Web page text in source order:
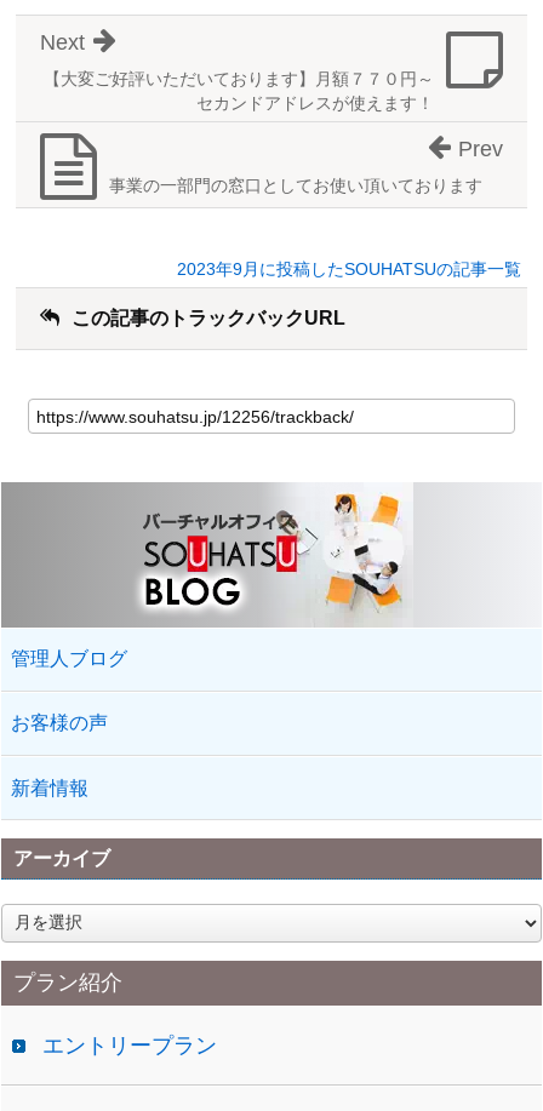
【大変ご好評いただいております】月額７７０円～
セカンドアドレスが使えます！
Next
事業の一部門の窓口としてお使い頂いております
Prev
2023年9月に投稿したSOUHATSUの記事一覧
この記事のトラックバックURL
管理人ブログ
お客様の声
新着情報
アーカイブ
ア
ー
カ
イプラン紹介
エントリープラン